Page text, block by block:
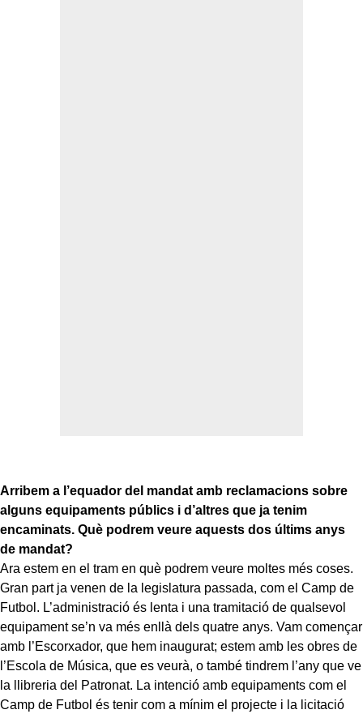
Arribem a l’equador del mandat amb reclamacions sobre
alguns equipaments públics i d’altres que ja tenim
encaminats. Què podrem veure aquests dos últims anys
de mandat?
Ara estem en el tram en què podrem veure moltes més coses.
Gran part ja venen de la legislatura passada, com el Camp de
Futbol. L’administració és lenta i una tramitació de qualsevol
equipament se’n va més enllà dels quatre anys. Vam començar
amb l’Escorxador, que hem inaugurat; estem amb les obres de
l’Escola de Música, que es veurà, o també tindrem l’any que ve
la llibreria del Patronat. La intenció amb equipaments com el
Camp de Futbol és tenir com a mínim el projecte i la licitació